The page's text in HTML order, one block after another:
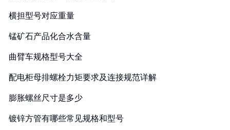
横担型号对应重量
锰矿石产品化合水含量
曲臂车规格型号大全
配电柜母排螺栓力矩要求及连接规范详解
膨胀螺丝尺寸是多少
镀锌方管有哪些常见规格和型号